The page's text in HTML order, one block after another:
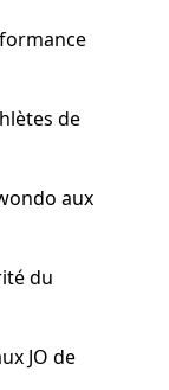
de
aux
du
JO de